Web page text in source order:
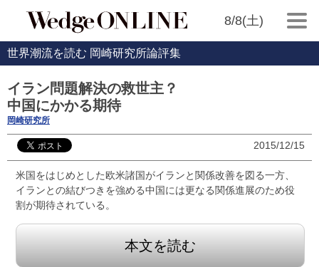
8/8(土)
世界潮流を読む 岡崎研究所論評集
イラン問題解決の救世主？
中国にかかる期待
岡崎研究所
2015/12/15
米国をはじめとした欧米諸国がイランと関係改善を図る一方、
イランとの結びつきを強める中国には更なる関係進展のため役
割が期待されている。
本文を読む